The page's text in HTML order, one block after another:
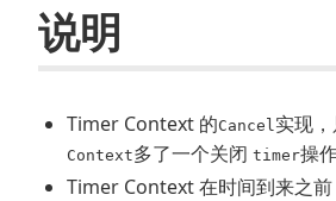
说明
Timer Context 的Cancel 实现
Context多了一个关闭 timer操
Timer Context 在时间到来之